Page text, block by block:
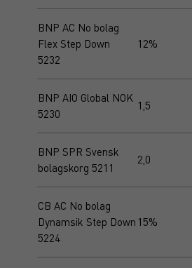
BNP AC No bolag
Flex Step Down
5232
12%
BNP AIO Global NOK
5230
1,5
BNP SPR Svensk
bolagskorg 5211
2,0
CB AC No bolag
Dynamsik Step Down
5224
15%